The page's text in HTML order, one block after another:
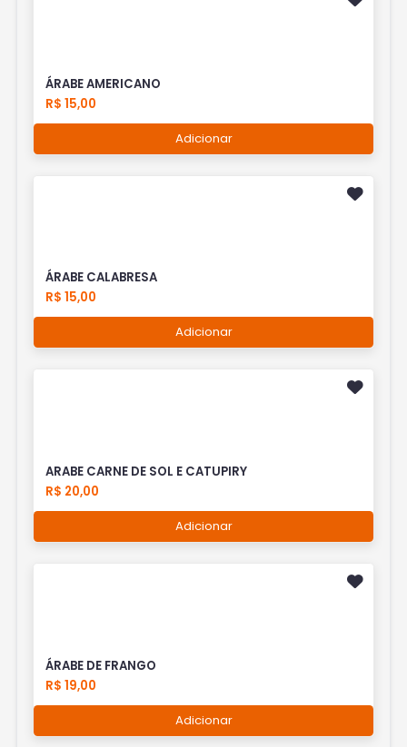
ÁRABE AMERICANO
R$ 15,00
Adicionar
ÁRABE CALABRESA
R$ 15,00
Adicionar
ARABE CARNE DE SOL E CATUPIRY
R$ 20,00
Adicionar
ÁRABE DE FRANGO
R$ 19,00
Adicionar